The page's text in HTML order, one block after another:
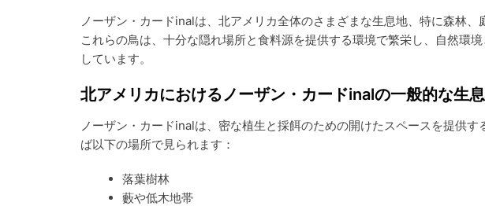
ノーザン・カードinalは、北アメリカ全体のさまざまな生息地、特に森林、
これらの鳥は、十分な隠れ場所と食料源を提供する環境で繁栄し、自然環
しています。
北アメリカにおけるノーザン・カードinalの一般的な生
ノーザン・カードinalは、密な植生と採餌のための開けたスペースを提供す
ば以下の場所で見られます：
落葉樹林
藪や低木地帯